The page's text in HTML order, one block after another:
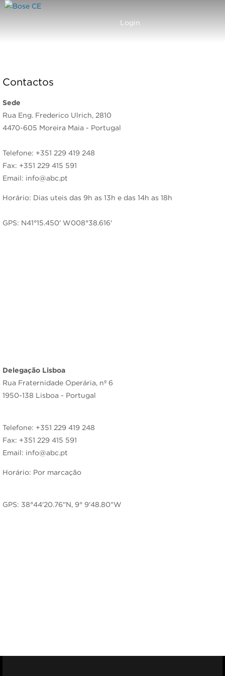
Login
Carrinho
Contactos
Sede
Rua Eng. Frederico Ulrich, 2810
4470-605 Moreira Maia - Portugal
Telefone: +351 229 419 248
Fax: +351 229 415 591
Email: info@abc.pt
Horário: Dias uteis das 9h as 13h e das 14h as 18h
GPS: N41°15.450' W008°38.616'
Delegação Lisboa
Rua Fraternidade Operária, nº 6
1950-138 Lisboa - Portugal
Telefone: +351 229 419 248
Fax: +351 229 415 591
Email: info@abc.pt
Horário: Por marcação
GPS: 38°44'20.76"N, 9° 9'48.80"W